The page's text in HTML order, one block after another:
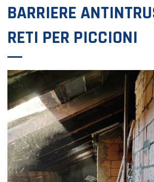
BARRIERE
RETI PER PICCIONI